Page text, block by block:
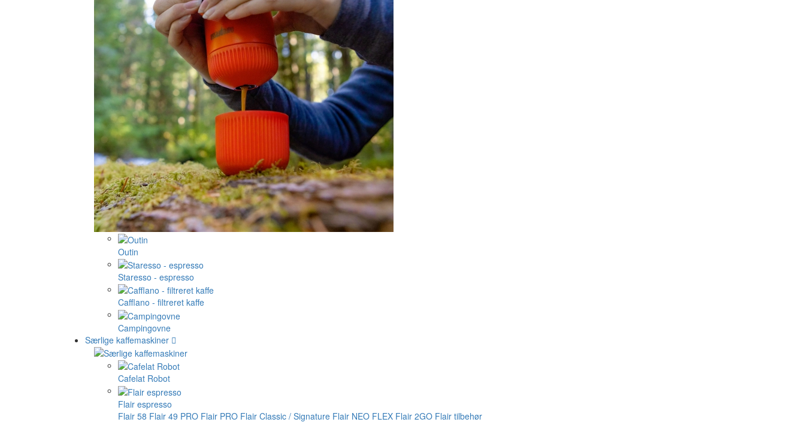
Outin
Staresso - espresso
Cafflano - filtreret kaffe
Campingovne
Særlige kaffemaskiner
Cafelat Robot
Flair espresso
Flair 58 Flair 49 PRO Flair PRO Flair Classic / Signature Flair NEO FLEX Flair 2GO Flair tilbehør